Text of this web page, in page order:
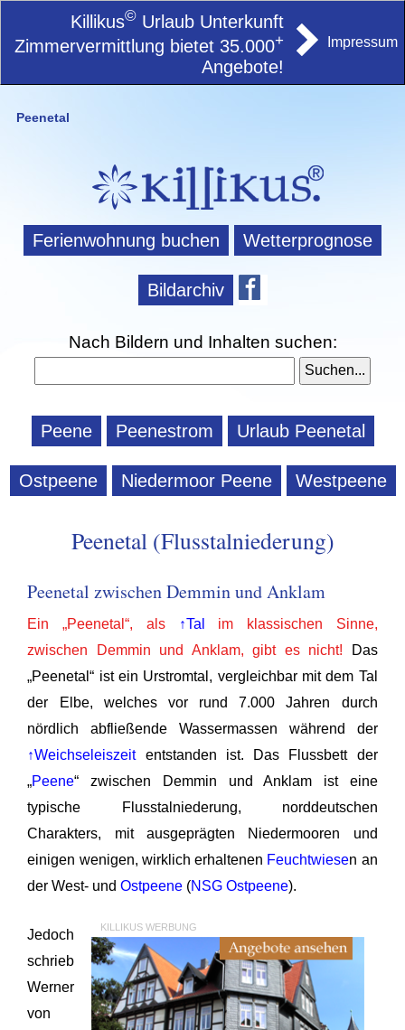
Killikus© Urlaub Unterkunft
Zimmervermittlung bietet 35.000+
Angebote!
Impressum
Peenetal
Ferienwohnung buchen Wetterprognose
Bildarchiv
Nach Bildern und Inhalten suchen:
Peene Peenestrom Urlaub Peenetal
Ostpeene Niedermoor Peene Westpeene
Peenetal (Flusstalniederung)
Peenetal zwischen Demmin und Anklam
Ein „Peenetal“, als ↑Tal
im klassischen Sinne,
zwischen Demmin und Anklam, gibt es nicht! Das
„Peenetal“ ist ein Urstromtal, vergleichbar mit dem Tal
der Elbe, welches vor rund 7.000 Jahren durch
nördlich abfließende Wassermassen während der
↑Weichseleiszeitentstanden ist. Das Flussbett der
„Peene“ zwischen Demmin und Anklam ist eine
typische Flusstalniederung, norddeutschen
Charakters, mit ausgeprägten Niedermooren und
einigen wenigen, wirklich erhaltenen Feuchtwiesen an
der West- undOstpeene (NSG Ostpeene).
KILLIKUS WERBUNG
Jedoch
schrieb
Werner
von